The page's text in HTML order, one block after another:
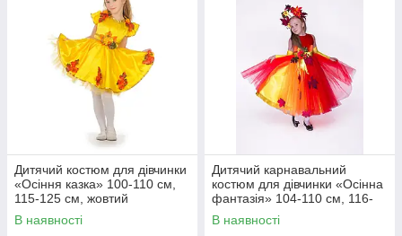
Дитячий костюм для дівчинки
«Осіння казка» 100-110 см,
115-125 см, жовтий
В наявності
Дитячий карнавальний
костюм для дівчинки «Осінна
фантазія» 104-110 см, 116-
128 см, 128-140 см, червоно-
жовтий
В наявності